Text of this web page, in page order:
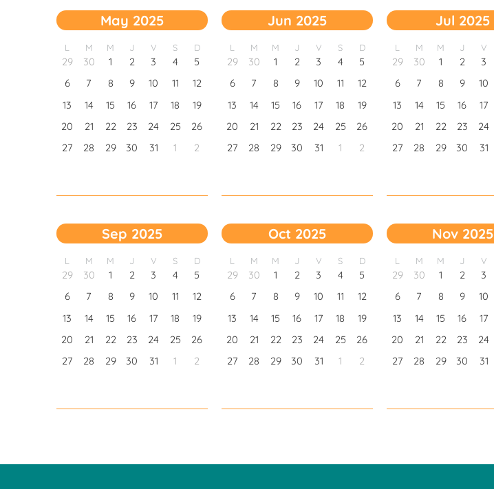
May 2025
L M M J V S D
29 30 1 2 3 4
5
6
7 8 9 10 11
12
13
14 15 16 17 18
19
20
21 22 23 24 25
26
27
28 29 30 31 1 2
Jun 2025
L M M J V S D
29 30 1 2 3 4
5
6
7 8 9 10 11
12
13
14 15 16 17 18
19
20
21 22 23 24 25
26
27
28 29 30 31 1 2
Jul 2025
L M M J V
29 30 1 2 3
6
7 8 9 10
13
14 15 16 17
20
21 22 23 24
27
28 29 30 31
Sep 2025
L M M J V S D
29 30 1 2 3 4
5
6
7 8 9 10 11
12
13
14 15 16 17 18
19
20
21 22 23 24 25
26
27
28 29 30 31 1 2
Oct 2025
L M M J V S D
29 30 1 2 3 4
5
6
7 8 9 10 11
12
13
14 15 16 17 18
19
20
21 22 23 24 25
26
27
28 29 30 31 1 2
Nov 2025
L M M J V
29 30 1 2 3
6
7 8 9 10
13
14 15 16 17
20
21 22 23 24
27
28 29 30 31